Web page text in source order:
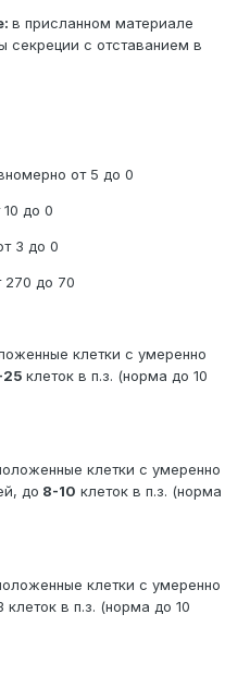
в присланном материале
секреции с отставанием в
от 5 до 0
до 0
3 до 0
270 до 70
клетки с умеренно
25 клеток в п.з. (норма до 10
клетки с умеренно
до 8-10 клеток в п.з. (норма
клетки с умеренно
в п.з. (норма до 10